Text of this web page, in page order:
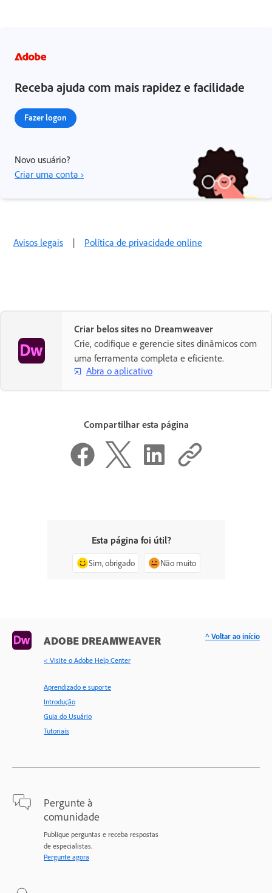
Receba ajuda com mais rapidez e facilidade
Fazer logon
Novo usuário?
Criar uma conta ›
Avisos legais | Política de privacidade online
Criar belos sites no Dreamweaver
Crie, codifique e gerencie sites dinâmicos com
uma ferramenta completa e eficiente.
Abra o aplicativo
Compartilhar esta página
Esta página foi útil?
Sim, obrigado Não muito
ADOBE DREAMWEAVER
< Visite o Adobe Help Center
Aprendizado e suporte
Introdução
Guia do Usuário
Tutoriais
Pergunte à
comunidade
Publique perguntas e receba respostas
de especialistas.
Pergunte agora
^ Voltar ao início